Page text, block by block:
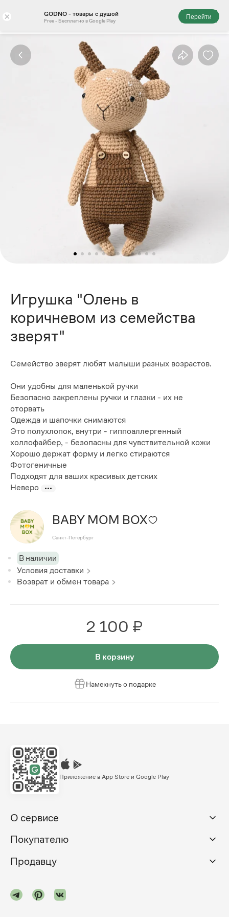
× GODNO - товары с душой
Free - Бесплатно в Google Play
Перейти
Игрушка "Олень в
коричневом из семейства
зверят"
Семейство зверят любят малыши разных возрастов.
Они удобны для маленькой ручки
Безопасно закреплены ручки и глазки - их не
оторвать
Одежда и шапочки снимаются
Это полухлопок, внутри - гиппоаллергенный
холлофайбер, - безопасны для чувствительной кожи
Хорошо держат форму и легко стираются
Фотогеничные
Подходят для ваших красивых детских
Неверо
BABY MOM BOX
Санкт-Петербург
В наличии
Условия доставки
Возврат и обмен товара
2 100 ₽
В корзину
Намекнуть о подарке
Приложение в App Store и Google Play
О сервисе
Покупателю
Продавцу